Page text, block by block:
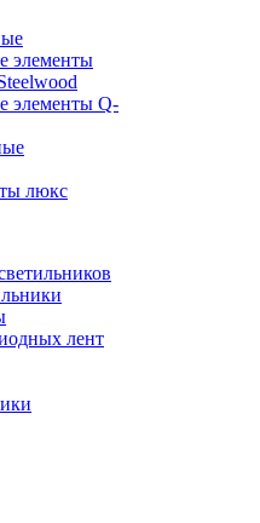
элементы
элементы Q-
лент